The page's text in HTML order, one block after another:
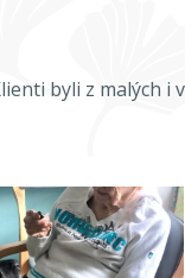
byli z malých